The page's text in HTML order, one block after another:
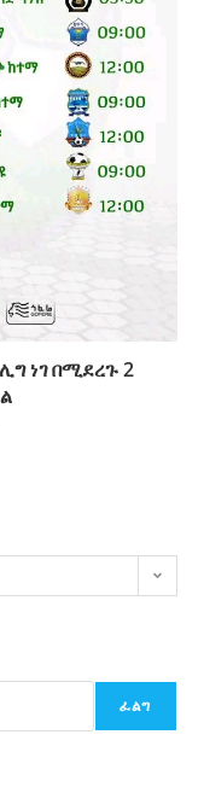
ነገ በሚደረጉ 2
ፈልግ